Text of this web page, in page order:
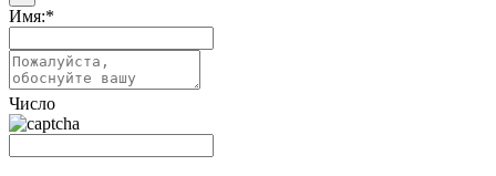
Имя:*
Число